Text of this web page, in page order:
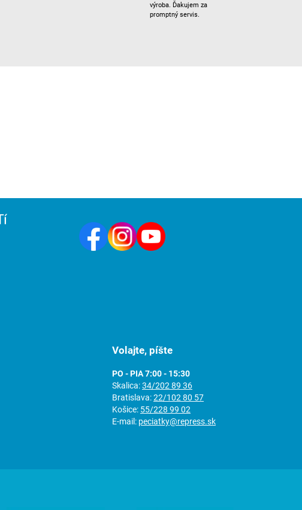
výroba. Ďakujem za
promptný servis.
Volajte, píšte
PO - PIA 7:00 - 15:30
Skalica:34/202 89 36
Bratislava:22/102 80 57
Košice: 55/228 99 02
E-mail: peciatky@repress.sk